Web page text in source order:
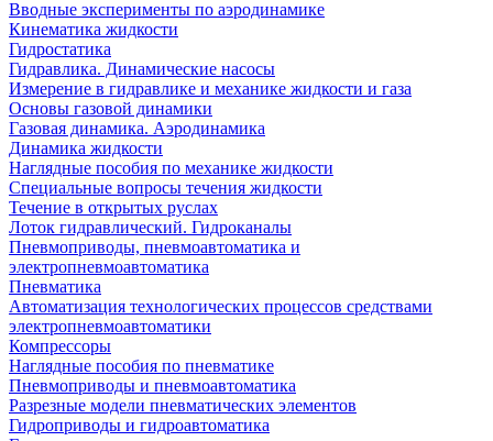
Вводные эксперименты по аэродинамике
Кинематика жидкости
Гидростатика
Гидравлика. Динамические насосы
Измерение в гидравлике и механике жидкости и газа
Основы газовой динамики
Газовая динамика. Аэродинамика
Динамика жидкости
Наглядные пособия по механике жидкости
Специальные вопросы течения жидкости
Течение в открытых руслах
Лоток гидравлический. Гидроканалы
Пневмоприводы, пневмоавтоматика и
электропневмоавтоматика
Пневматика
Автоматизация технологических процессов средствами
электропневмоавтоматики
Компрессоры
Наглядные пособия по пневматике
Пневмоприводы и пневмоавтоматика
Разрезные модели пневматических элементов
Гидроприводы и гидроавтоматика